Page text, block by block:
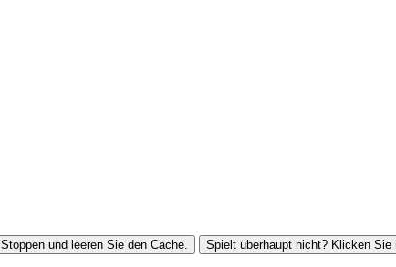
Stoppen und leeren Sie den Cache. Spielt überhaupt nicht? Klicken Sie